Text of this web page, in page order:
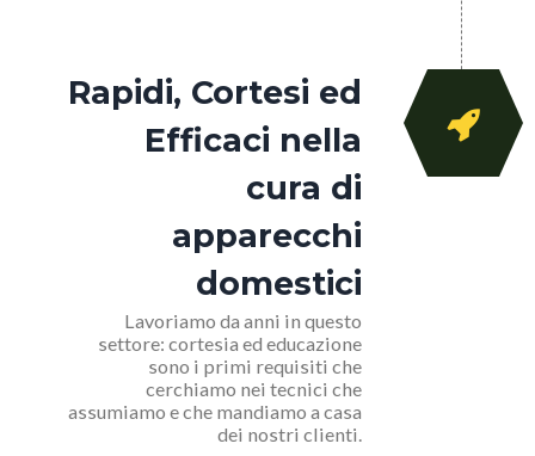
Rapidi, Cortesi ed
Efficaci nella
cura di
apparecchi
domestici
Lavoriamo da anni in questo
settore: cortesia ed educazione
sono i primi requisiti che
cerchiamo nei tecnici che
assumiamo e che mandiamo a casa
dei nostri clienti.